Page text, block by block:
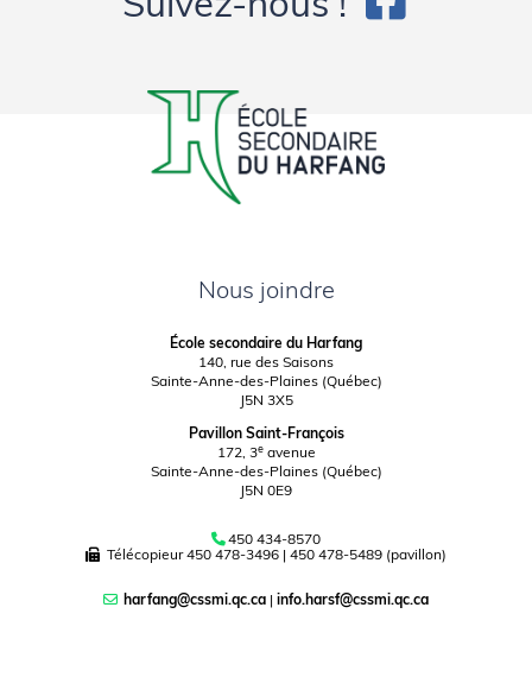
Nous joindre
École secondaire du Harfang
140, rue des Saisons
Sainte-Anne-des-Plaines (Québec)
J5N 3X5
Pavillon Saint-François
172, 3eavenue
Sainte-Anne-des-Plaines (Québec)
J5N 0E9
450 434-8570
Télécopieur450 478-3496| 450 478-5489 (pavillon)
harfang@cssmi.qc.ca |info.harsf@cssmi.qc.ca